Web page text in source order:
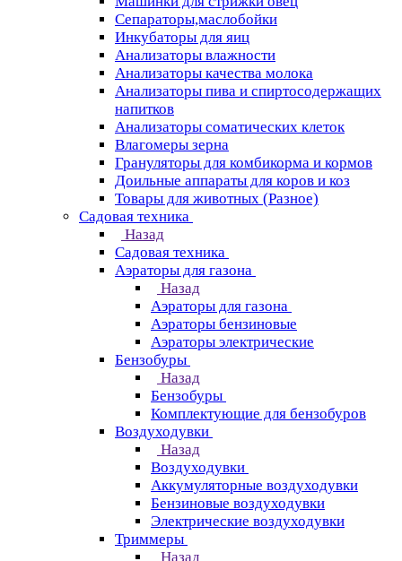
Сепараторы,маслобойки
Инкубаторы для яиц
Анализаторы влажности
Анализаторы качества молока
Анализаторы пива и спиртосодержащих
напитков
Анализаторы соматических клеток
Влагомеры зерна
Грануляторы для комбикорма и кормов
Доильные аппараты для коров и коз
Товары для животных (Разное)
Садовая техника
Назад
Садовая техника
Аэраторы для газона
Назад
Аэраторы для газона
Аэраторы бензиновые
Аэраторы электрические
Бензобуры
Назад
Бензобуры
Комплектующие для бензобуров
Воздуходувки
Назад
Воздуходувки
Аккумуляторные воздуходувки
Бензиновые воздуходувки
Электрические воздуходувки
Триммеры
Назад